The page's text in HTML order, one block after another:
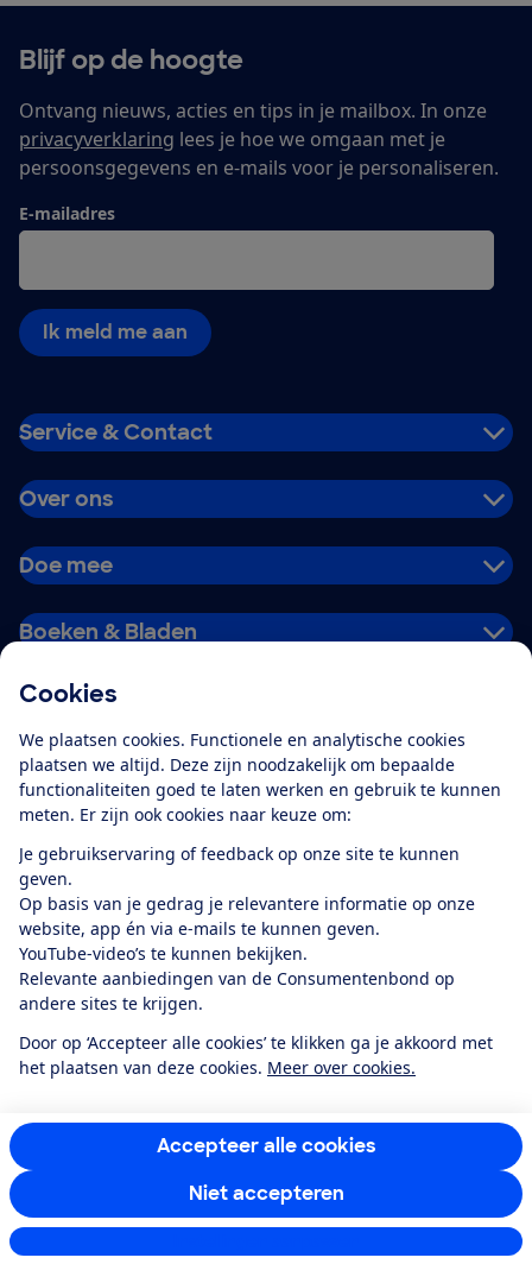
Cookies
We plaatsen cookies. Functionele en analytische cookies
plaatsen we altijd. Deze zijn noodzakelijk om bepaalde
functionaliteiten goed te laten werken en gebruik te kunnen
meten. Er zijn ook cookies naar keuze om:
Je gebruikservaring of feedback op onze site te kunnen
geven.
Op basis van je gedrag je relevantere informatie op onze
website, app én via e-mails te kunnen geven.
YouTube-video’s te kunnen bekijken.
Relevante aanbiedingen van de Consumentenbond op
andere sites te krijgen.
Door op ‘Accepteer alle cookies’ te klikken ga je akkoord met
het plaatsen van deze cookies. Meer over cookies.
Accepteer alle cookies
Niet accepteren
Blijf op de hoogte
Ontvang nieuws, acties en tips in je mailbox. In onze
privacyverklaring lees je hoe we omgaan met je
persoonsgegevens en e-mails voor je personaliseren.
E-mailadres
Ik meld me aan
Service & Contact
Over ons
Doe mee
Boeken & Bladen
Alles over de
app
Algemene Voorwaarden
Privacyverklaring
Cookiebeleid
Privacyvoorkeuren
Toegankelijkheid
RSS-feed nieuws
Facebook
TwitterInstagram
YoutubeLinkedIn
12.901consumentenbeoordelen de Consumentenbondmet gemiddeld